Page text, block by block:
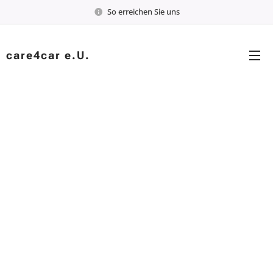
So erreichen Sie uns
care4car e.U.